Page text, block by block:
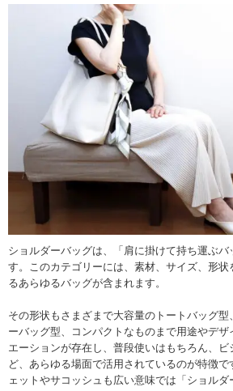
ショルダーバッグは、「肩に掛けて持ち運ぶ
す。このカテゴリーには、素材、サイズ、形状
るあらゆるバッグが含まれます。
その形状もさまざまで大容量のトートバッグ型
ーバッグ型、コンパクトなものまで用途やデザ
エーションが存在し、普段使いはもちろん、ビ
ど、あらゆる場面で活用されているのが特徴
ェットやサコッシュも広い意味では「ショルダ